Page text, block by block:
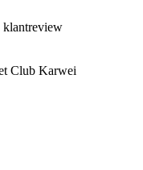
klantreview
Club Karwei